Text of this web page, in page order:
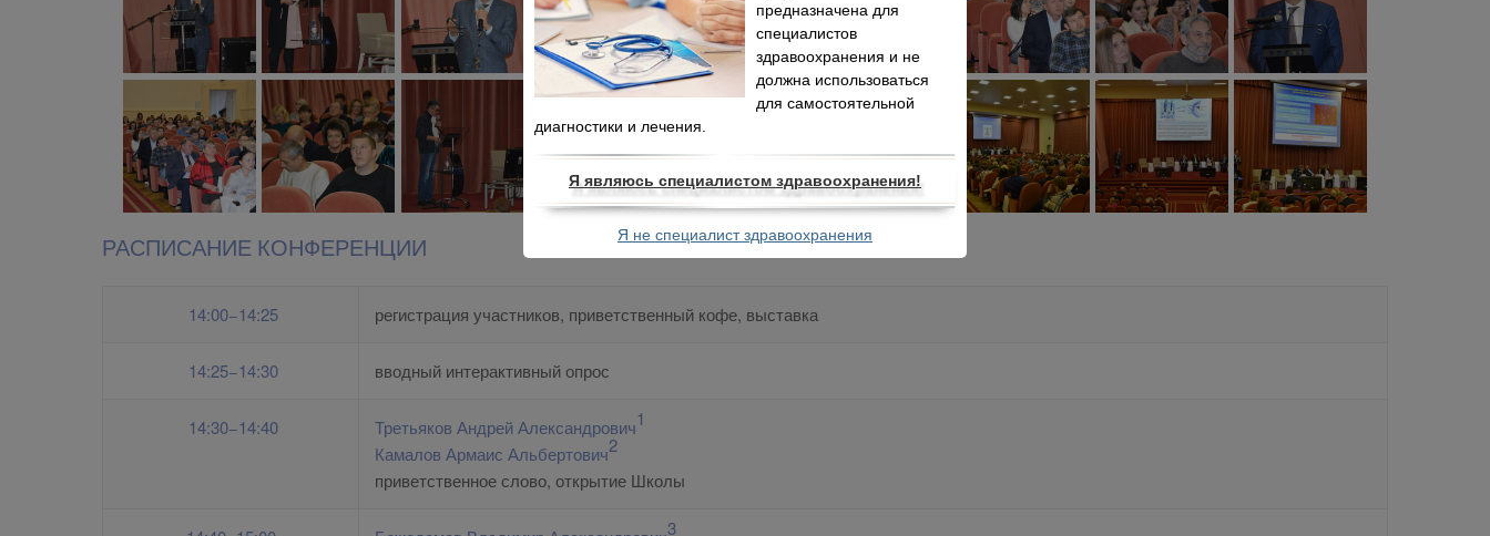
РАСПИСАНИЕ КОНФЕРЕНЦИИ
14:00−14:25 регистрация участников, приветственный кофе, выставка
14:25−14:30 вводный интерактивный опрос
14:30−14:40 Третьяков Андрей Александрович1
Камалов Армаис Альбертович2
приветственное слово, открытие Школы
3
предназначена для
специалистов
здравоохранения и не
должна использоваться
для самостоятельной
диагностики и лечения.
Я являюсь специалистом здравоохранения!
Я не специалист здравоохранения